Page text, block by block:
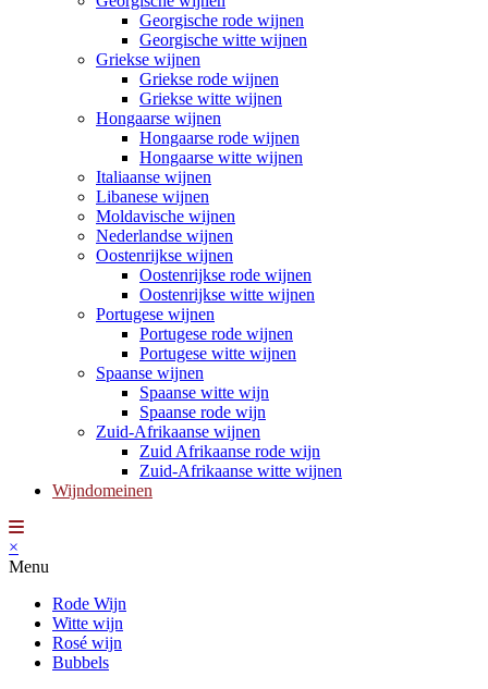
Georgische rode wijnen
Georgische witte wijnen
Griekse wijnen
Griekse rode wijnen
Griekse witte wijnen
Hongaarse wijnen
Hongaarse rode wijnen
Hongaarse witte wijnen
Italiaanse wijnen
Libanese wijnen
Moldavische wijnen
Nederlandse wijnen
Oostenrijkse wijnen
Oostenrijkse rode wijnen
Oostenrijkse witte wijnen
Portugese wijnen
Portugese rode wijnen
Portugese witte wijnen
Spaanse wijnen
Spaanse witte wijn
Spaanse rode wijn
Zuid-Afrikaanse wijnen
Zuid Afrikaanse rode wijn
Zuid-Afrikaanse witte wijnen
Wijndomeinen
×
Menu
Rode Wijn
Witte wijn
Rosé wijn
Bubbels